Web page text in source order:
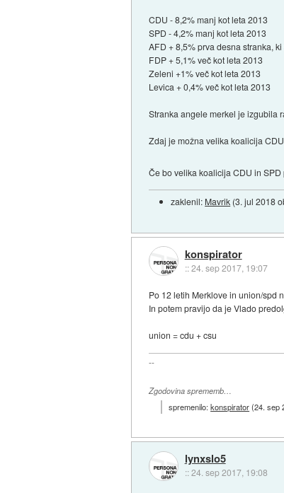
CDU - 8,2% manj kot leta 2013
SPD - 4,2% manj kot leta 2013
AFD + 8,5% prva desna stranka,
FDP + 5,1% več kot leta 2013
Zeleni +1% več kot leta 2013
Levica + 0,4% več kot leta 2013
Stranka angele merkel je izgubila
Zdaj je možna velika koalicija
Če bo velika koalicija CDU in
zaklenil: Mavrik (3. jul 2018
konspirator
::24. sep 2017, 19:07
Po 12 letih Merklove in union/spd
In potem pravijo da je Vlado
union = cdu + csu
--
Zgodovina sprememb…
spremenilo:konspirator(24. sep
lynxslo5
::24. sep 2017, 19:08